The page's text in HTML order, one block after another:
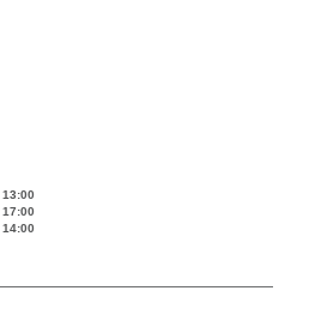
13:00
17:00
14:00